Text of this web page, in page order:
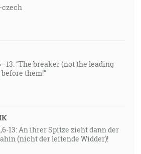
czech
“The breaker (not the leading
them!”
13: An ihrer Spitze zieht dann der
(nicht der leitende Widder)!